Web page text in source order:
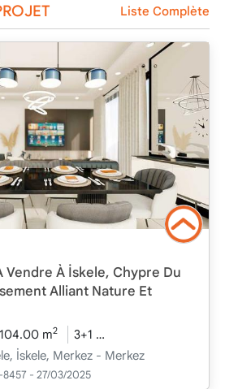
Liste Complète
Vendre À İskele, Chypre Du
Alliant Nature Et
104.00 m2 3+1
İskele, Merkez - Merkez
8457 - 27/03/2025